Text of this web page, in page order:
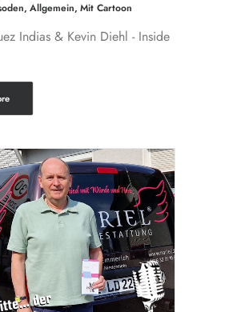
, Allgemein, Mit Cartoon
Indias & Kevin Diehl - Inside